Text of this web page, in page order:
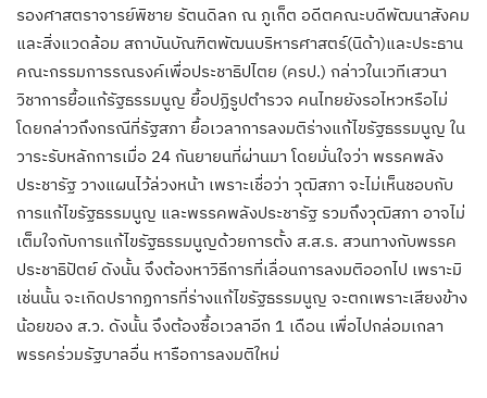
รองศาสตราจารย์พิชาย รัตนดิลก ณ ภูเก็ต อดีตคณะบดีพัฒนาสังคม
และสิ่งแวดล้อม สถาบันบัณฑิตพัฒนบริหารศาสตร์(นิด้า)และประธาน
คณะกรรมการรณรงค์เพื่อประชาธิปไตย (ครป.) กล่าวในเวทีเสวนา
วิชาการยื้อแก้รัฐธรรมนูญ ยื้อปฏิรูปตำรวจ คนไทยยังรอไหวหรือไม่
โดยกล่าวถึงกรณีที่รัฐสภา ยื้อเวลาการลงมติร่างแก้ไขรัฐธรรมนูญ ใน
วาระรับหลักการเมื่อ 24 กันยายนที่ผ่านมา โดยมั่นใจว่า พรรคพลัง
ประชารัฐ วางแผนไว้ล่วงหน้า เพราะเชื่อว่า วุฒิสภา จะไม่เห็นชอบกับ
การแก้ไขรัฐธรรมนูญ และพรรคพลังประชารัฐ รวมถึงวุฒิสภา อาจไม่
เต็มใจกับการแก้ไขรัฐธรรมนูญด้วยการตั้ง ส.ส.ร. สวนทางกับพรรค
ประชาธิปัตย์ ดังนั้น จึงต้องหาวิธีการที่เลื่อนการลงมติออกไป เพราะมิ
เช่นนั้น จะเกิดปรากฏการที่ร่างแก้ไขรัฐธรรมนูญ จะตกเพราะเสียงข้าง
น้อยของ ส.ว. ดังนั้น จึงต้องซื้อเวลาอีก 1 เดือน เพื่อไปกล่อมเกลา
พรรคร่วมรัฐบาลอื่น หารือการลงมติใหม่